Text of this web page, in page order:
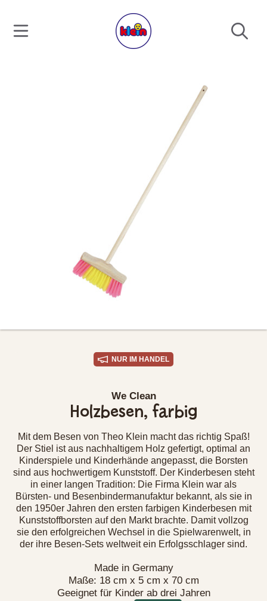
DIREKT ZUM INHALT
DIREKT ZU DEN PRODUKTINFORMATIONEN
NUR IM HANDEL
We Clean
Holzbesen, farbig
Mit dem Besen von Theo Klein macht das richtig Spaß!
Der Stiel ist aus nachhaltigem Holz gefertigt, optimal an
Kinderspiele und Kinderhände angepasst, die Borsten
sind aus hochwertigem Kunststoff. Der Kinderbesen steht
in einer langen Tradition: Die Firma Klein war als
Bürsten- und Besenbindermanufaktur bekannt, als sie in
den 1950er Jahren den ersten farbigen Kinderbesen mit
Kunststoffborsten auf den Markt brachte. Damit vollzog
sie den erfolgreichen Wechsel in die Spielwarenwelt, in
der ihre Besen-Sets weltweit ein Erfolgsschlager sind.
Made in Germany
Maße: 18 cm x 5 cm x 70 cm
Geeignet für Kinder ab drei Jahren